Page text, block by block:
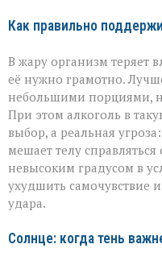
Как правильно
В жару организм теряет
её нужно грамотно.
небольшими порциями,
При этом алкоголь в
выбор, а реальная
мешает телу
невысоким градусом в
ухудшить самочувствие
удара.
Солнце: когда тень